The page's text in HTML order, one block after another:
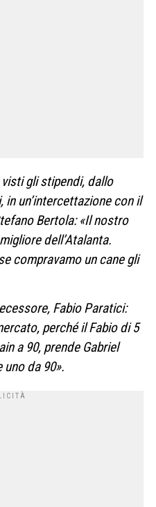
gli stipendi, dallo
un’intercettazione con il
Bertola: «Il nostro
dell’Atalanta.
compravamo un cane gli
Fabio Paratici:
perché il Fabio di 5
a 90, prende Gabriel
da 90».